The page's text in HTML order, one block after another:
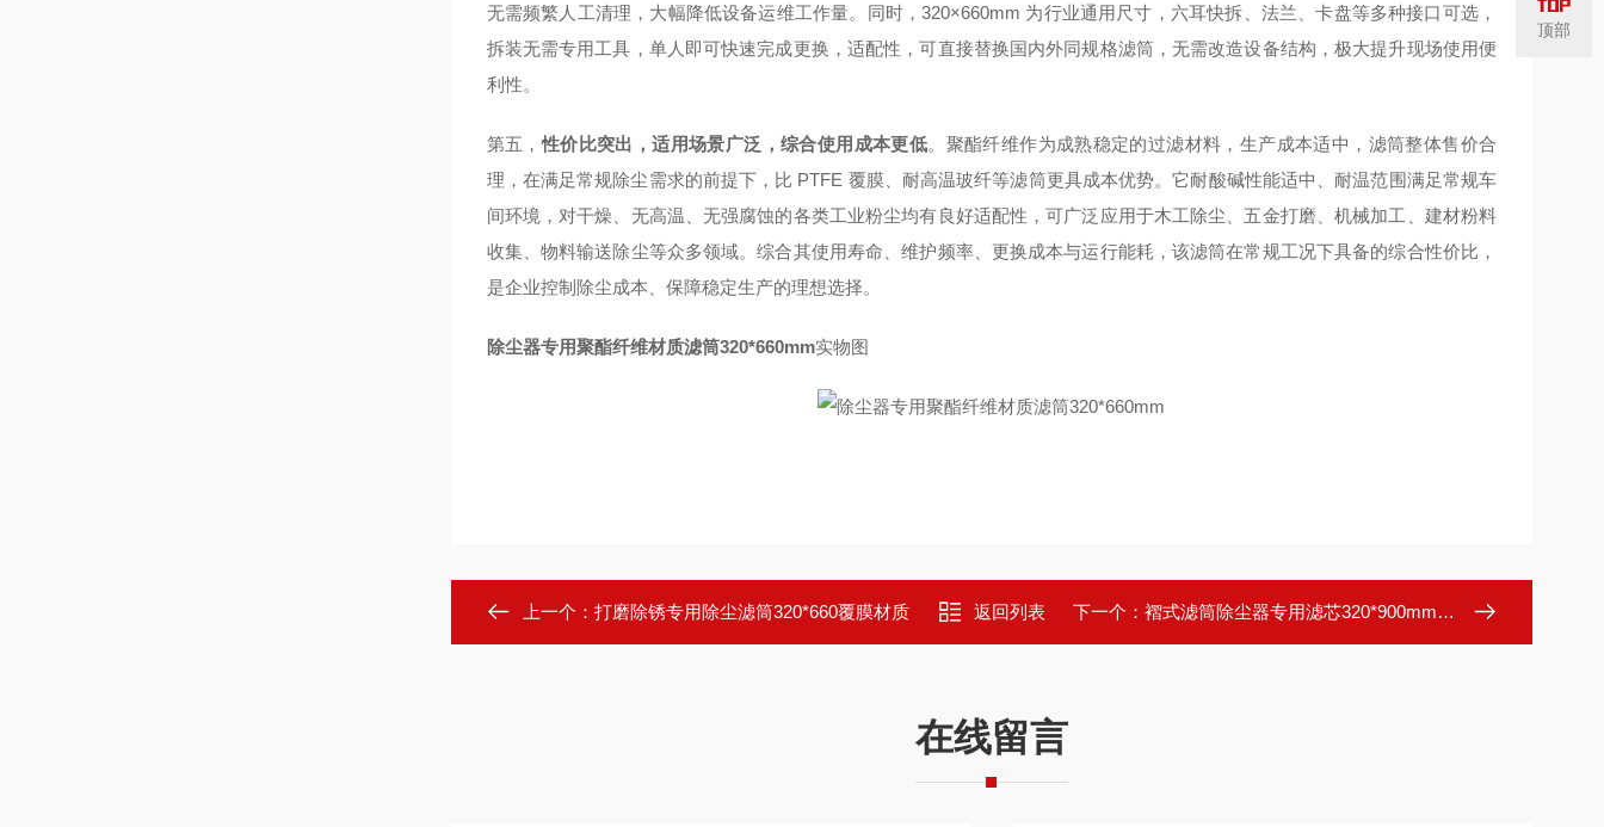
无需频繁人工清理，大幅降低设备运维工作量。同时，320×660mm 为行业通用尺寸，六耳快拆、法兰、卡盘等多种接口可选，
拆装无需专用工具，单人即可快速完成更换，适配性，可直接替换国内外同规格滤筒，无需改造设备结构，极大提升现场使用便
利性。
第五，性价比突出，适用场景广泛，综合使用成本更低。聚酯纤维作为成熟稳定的过滤材料，生产成本适中，滤筒整体售价合
理，在满足常规除尘需求的前提下，比 PTFE 覆膜、耐高温玻纤等滤筒更具成本优势。它耐酸碱性能适中、耐温范围满足常规车
间环境，对干燥、无高温、无强腐蚀的各类工业粉尘均有良好适配性，可广泛应用于木工除尘、五金打磨、机械加工、建材粉料
收集、物料输送除尘等众多领域。综合其使用寿命、维护频率、更换成本与运行能耗，该滤筒在常规工况下具备的综合性价比，
是企业控制除尘成本、保障稳定生产的理想选择。
除尘器专用聚酯纤维材质滤筒320*660mm实物图
上一个： 打磨除锈专用除尘滤筒320*660覆膜材质 返回列表 下一个： 褶式滤筒除尘器专用滤芯320*900mm覆膜
在线留言
顶部